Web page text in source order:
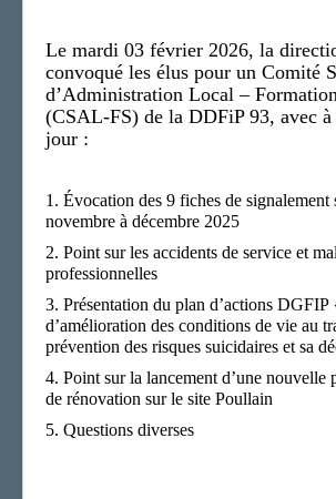
Le mardi 03 février 2026, la
convoqué les élus pour un Comité
d’Administration Local –
(CSAL-FS) de la DDFiP 93, avec à
jour :
1. Évocation des 9 fiches de signalement
novembre à décembre 2025
2. Point sur les accidents de service et
professionnelles
3. Présentation du plan d’actions DGFIP
d’amélioration des conditions de vie au
prévention des risques suicidaires et sa
4. Point sur la lancement d’une nouvelle
de rénovation sur le site Poullain
5. Questions diverses